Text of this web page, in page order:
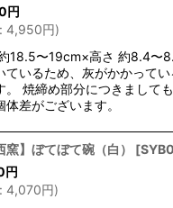
円
: 4,950円)
18.5〜19cm×高さ 約8.4〜
ているため、灰がかかって
。 焼締め部分につきまして
体差がございます。
窯】ぼてぼて碗（白） [
円
: 4,070円)